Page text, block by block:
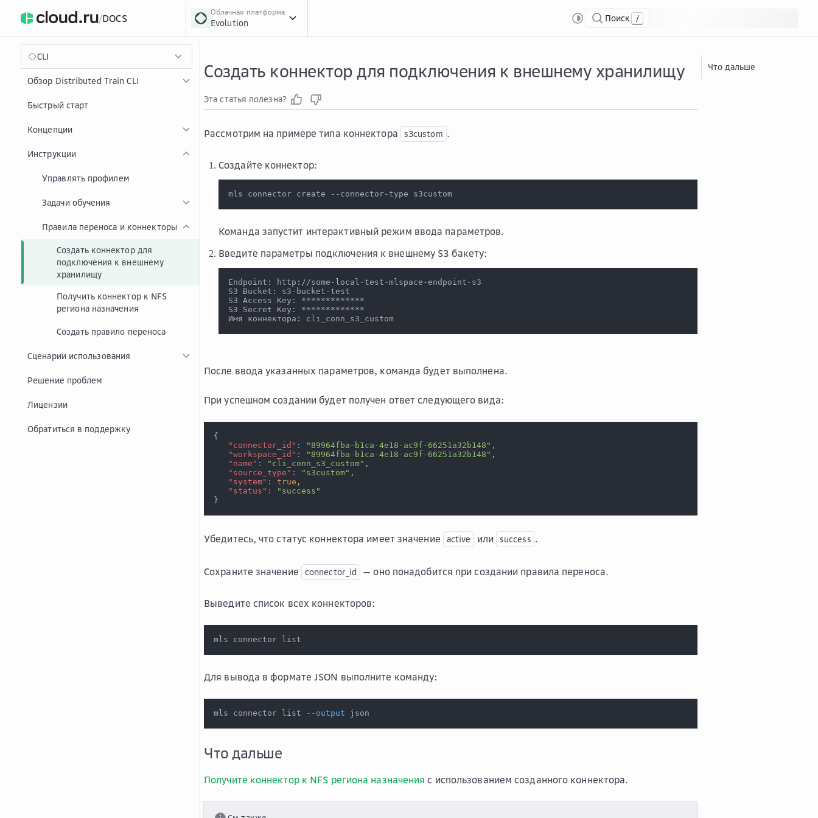
/DOCS
Облачная платформа
Evolution Поиск /
CLI
Обзор Distributed Train CLI
Быстрый старт
Концепции
Инструкции
Управлять профилем
Задачи обучения
Правила переноса и коннекторы
Создать коннектор для
подключения к внешнему
хранилищу
Получить коннектор к NFS
региона назначения
Создать правило переноса
Сценарии использования
Решение проблем
Лицензии
Обратиться в поддержку
Создать коннектор для подключения к внешнему хранилищу
Эта статья полезна?
Рассмотрим на примере типа коннектора s3custom .
Создайте коннектор:
mls connector create --connector-type s3custom
Команда запустит интерактивный режим ввода параметров.
Введите параметры подключения к внешнему S3 бакету:
Endpoint: http://some-local-test-mlspace-endpoint-s3
S3 Bucket: s3-bucket-test
S3 Access Key: *************
S3 Secret Key: *************
Имя коннектора: cli_conn_s3_custom
После ввода указанных параметров, команда будет выполнена.
При успешном создании будет получен ответ следующего вида:
{
"connector_id" : "89964fba-b1ca-4e18-ac9f-66251a32b148" ,
"workspace_id" : "89964fba-b1ca-4e18-ac9f-66251a32b148" ,
"name" : "cli_conn_s3_custom" ,
"source_type" : "s3custom" ,
"system" : true ,
"status" :
"success"
}
Убедитесь, что статус коннектора имеет значение active или success .
Сохраните значение connector_id — оно понадобится при создании правила переноса.
Выведите список всех коннекторов:
mls connector list
Для вывода в формате JSON выполните команду:
mls connector list --output json
Что дальше
Получите коннектор к NFS региона назначения с использованием созданного коннектора.
Что дальше